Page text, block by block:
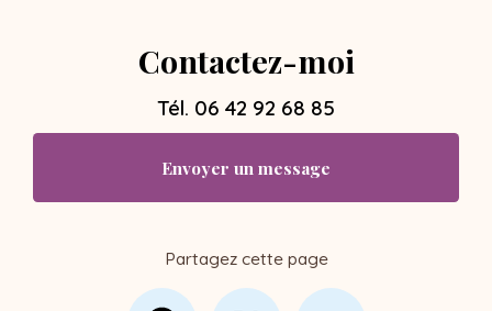
Contactez-moi
Tél. 06 42 92 68 85
Envoyer un message
Partagez cette page
Facebook